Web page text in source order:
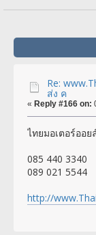
Re:
ส่ง ค
« Reply #166 on:
ไทยมอเตอร์ออย
085 440 3340
089 021 5544
http://